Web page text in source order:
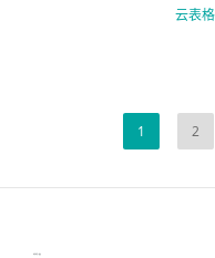
云表格
1 2